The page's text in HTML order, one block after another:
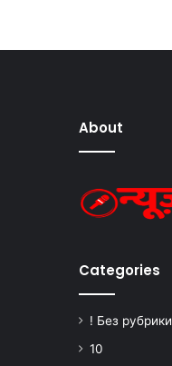
About
Categories
! Без рубрики
10